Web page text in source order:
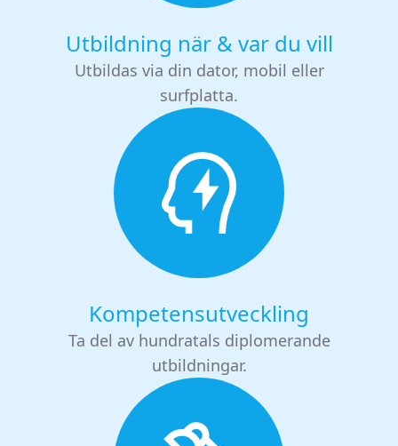
Utbildning när & var du vill
Utbildas via din dator, mobil eller
surfplatta.
Kompetensutveckling
Ta del av hundratals diplomerande
utbildningar.